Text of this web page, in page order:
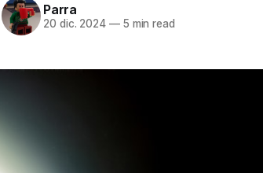
Parra
20 dic. 2024 —5 min read